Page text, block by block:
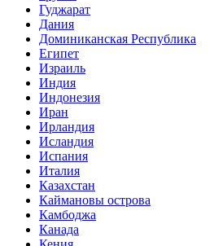
Гуджарат
Дания
Доминиканская Республика
Египет
Израиль
Индия
Индонезия
Иран
Ирландия
Исландия
Испания
Италия
Казахстан
Каймановы острова
Камбоджа
Канада